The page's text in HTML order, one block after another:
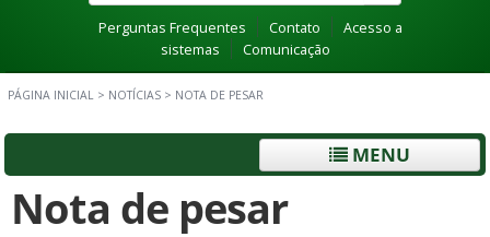
Perguntas Frequentes Contato
Acesso a
sistemas
Comunicação
PÁGINA INICIAL > NOTÍCIAS > NOTA DE PESAR
MENU
Nota de pesar